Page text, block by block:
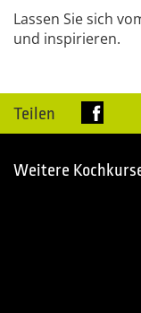
Lassen Sie sich
und inspirieren.
Teilen
Weitere